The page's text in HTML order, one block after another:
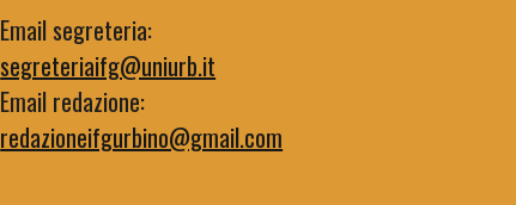
Email segreteria:
segreteriaifg@uniurb.it
Email redazione:
redazioneifgurbino@gmail.com